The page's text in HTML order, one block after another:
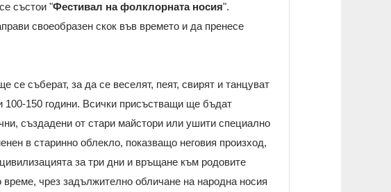
състои "Фестивал на фолклорната носия".
своеобразен скок във времето и да пренесе
съберат, за да се веселят, пеят, свирят и танцуват
100-150 години. Всички присъстващи ще бъдат
създадени от стари майстори или ушити специално
в старинно облекло, показващо неговия произход,
за три дни и връщане към родовите
време, чрез задължително обличане на народна носия